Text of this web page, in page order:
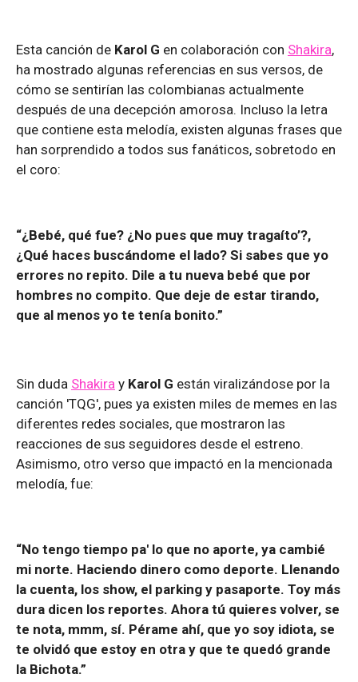
Esta canción de Karol G en colaboración con Shakira,
ha mostrado algunas referencias en sus versos, de
cómo se sentirían las colombianas actualmente
después de una decepción amorosa. Incluso la letra
que contiene esta melodía, existen algunas frases que
han sorprendido a todos sus fanáticos, sobretodo en
el coro:
“¿Bebé, qué fue? ¿No pues que muy tragaíto’?,
¿Qué haces buscándome el lado? Si sabes que yo
errores no repito. Dile a tu nueva bebé que por
hombres no compito. Que deje de estar tirando,
que al menos yo te tenía bonito.”
Sin duda Shakira y Karol G están viralizándose por la
canción 'TQG', pues ya existen miles de memes en las
diferentes redes sociales, que mostraron las
reacciones de sus seguidores desde el estreno.
Asimismo, otro verso que impactó en la mencionada
melodía, fue:
“No tengo tiempo pa' lo que no aporte, ya cambié
mi norte. Haciendo dinero como deporte. Llenando
la cuenta, los show, el parking y pasaporte. Toy más
dura dicen los reportes. Ahora tú quieres volver, se
te nota, mmm, sí. Pérame ahí, que yo soy idiota, se
te olvidó que estoy en otra y que te quedó grande
la Bichota.”